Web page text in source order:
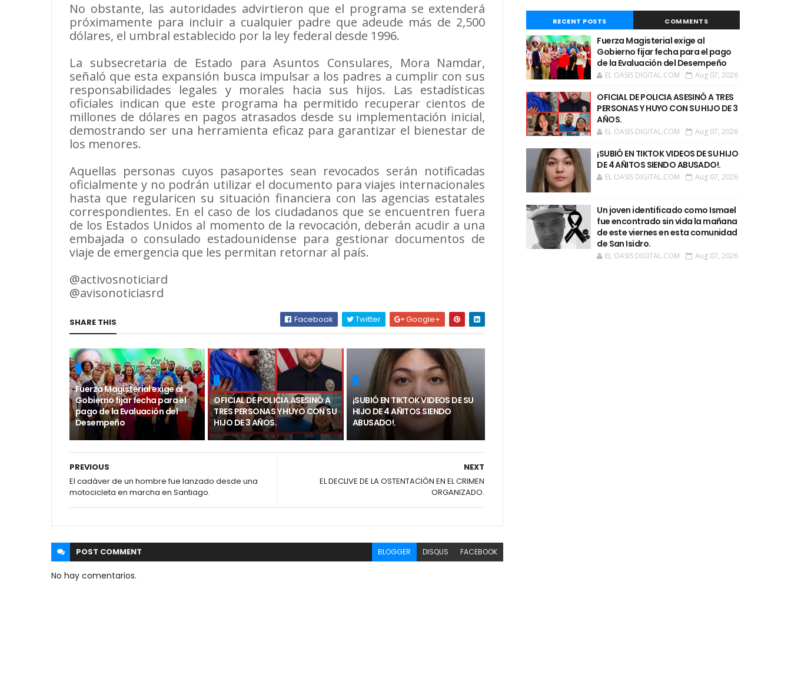
No obstante, las autoridades advirtieron que el programa se extenderá
próximamente para incluir a cualquier padre que adeude más de 2,500
dólares, el umbral establecido por la ley federal desde 1996.
La subsecretaria de Estado para Asuntos Consulares, Mora Namdar,
señaló que esta expansión busca impulsar a los padres a cumplir con sus
responsabilidades legales y morales hacia sus hijos. Las estadísticas
oficiales indican que este programa ha permitido recuperar cientos de
millones de dólares en pagos atrasados desde su implementación inicial,
demostrando ser una herramienta eficaz para garantizar el bienestar de
los menores.
Aquellas personas cuyos pasaportes sean revocados serán notificadas
oficialmente y no podrán utilizar el documento para viajes internacionales
hasta que regularicen su situación financiera con las agencias estatales
correspondientes. En el caso de los ciudadanos que se encuentren fuera
de los Estados Unidos al momento de la revocación, deberán acudir a una
embajada o consulado estadounidense para gestionar documentos de
viaje de emergencia que les permitan retornar al país.
@activosnoticiard
@avisonoticiasrd
SHARE THIS Facebook Twitter Google+
Fuerza Magisterial exige al
Gobierno fijar fecha para el
pago de la Evaluación del
Desempeño
OFICIAL DE POLICIA ASESINÓ A
TRES PERSONAS Y HUYO CON SU
HIJO DE 3 AÑOS.
¡SUBIÓ EN TIKTOK VIDEOS DE SU
HIJO DE 4 AÑITOS SIENDO
ABUSADO!.
NEXT
EL DECLIVE DE LA OSTENTACIÓN EN EL CRIMEN
ORGANIZADO.
PREVIOUS
El cadáver de un hombre fue lanzado desde una
motocicleta en marcha en Santiago.
POST COMMENT BLOGGER DISQUS FACEBOOK
No hay comentarios.
RECENT POSTS COMMENTS
Fuerza Magisterial exige al
Gobierno fijar fecha para el pago
de la Evaluación del Desempeño
EL OASIS DIGITAL.COM Aug 07, 2026
OFICIAL DE POLICIA ASESINÓ A TRES
PERSONAS Y HUYO CON SU HIJO DE 3
AÑOS.
EL OASIS DIGITAL.COM Aug 07, 2026
¡SUBIÓ EN TIKTOK VIDEOS DE SU HIJO
DE 4 AÑITOS SIENDO ABUSADO!.
EL OASIS DIGITAL.COM Aug 07, 2026
Un joven identificado como Ismael
fue encontrado sin vida la mañana
de este viernes en esta comunidad
de San Isidro.
EL OASIS DIGITAL.COM Aug 07, 2026